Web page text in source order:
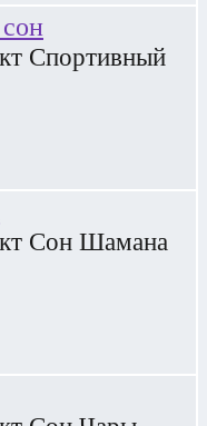
Спортивный
Сон Шамана